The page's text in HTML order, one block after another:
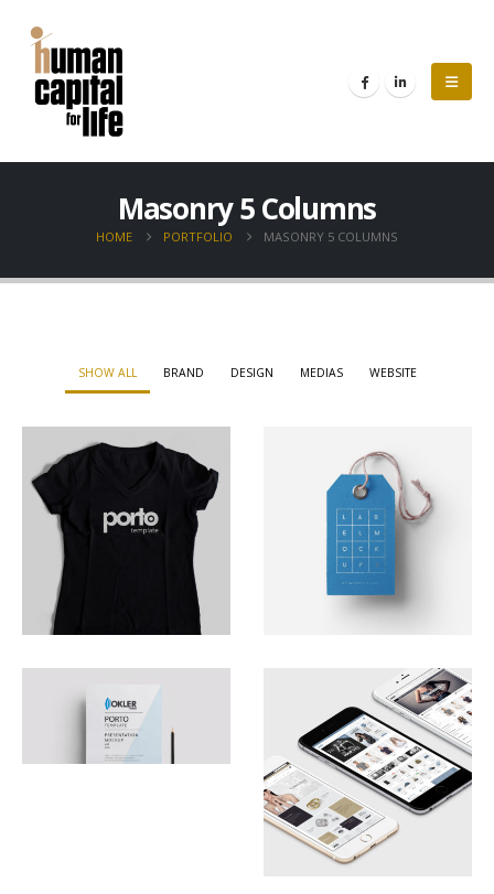
Masonry 5 Columns
HOME PORTFOLIO MASONRY 5 COLUMNS
SHOW ALL BRAND DESIGN MEDIAS WEBSITE